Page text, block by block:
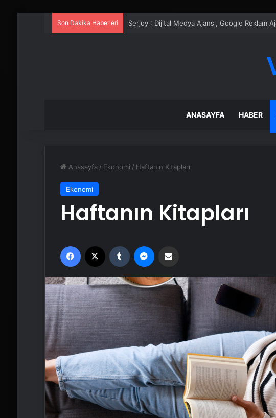
Son Dakika Haberleri UETDS Nedir ? Uetds.com İle Akıllı Dijital
ANASAYFA HABER
Anasayfa / Ekonomi / Haftanın Kitapları
Ekonomi
Haftanın Kitapları
Facebook Tumblr